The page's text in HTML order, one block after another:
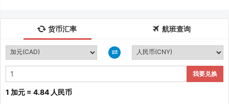
货币汇率 航班查询
我要兑换
1 加元 = 4.84 人民币